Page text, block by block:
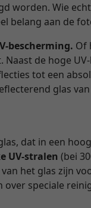
worden. Wie
belang aan de
bescherming. Of
de hoge
tot een
glas
dat in een
UV-stralen (bei
het glas zijn
over speciale